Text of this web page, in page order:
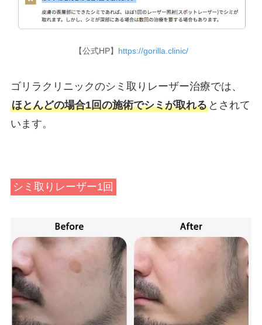
【公式HP】 https://gorilla.clinic/
ゴリラクリニックのシミ取りレーザー治療では、
ほとんどの場合1回の施術でシミが取れるとされて
います。
シミ取りレーザー1回